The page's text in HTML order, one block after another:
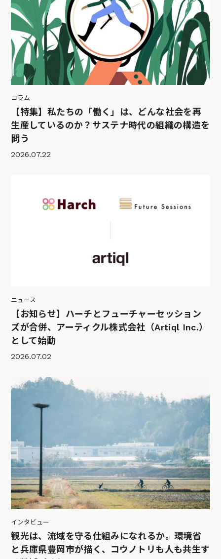
コラム
【特集】私たちの「働く」は、どんな社会を再
生産しているのか？サステナ時代の組織の構造を
問う
2026.07.22
ニュース
【お知らせ】ハーチとフューチャーセッション
ズが合併、アーティクル株式会社（Artiql Inc.）
として始動
2026.07.02
インタビュー
観光は、流域を守る仕組みになれるか。環境省
と兵庫県豊岡市が描く、コウノトリも人も共生す